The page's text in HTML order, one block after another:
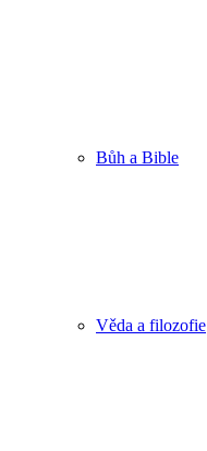
Bůh a Bible
Věda a filozofie